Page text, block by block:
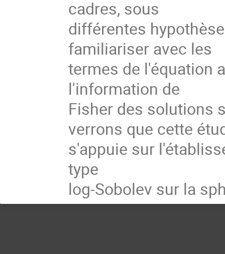
cadres, sous
différentes
familiariser avec les
termes de l'équation
l'information de
Fisher des solutions
verrons que cette
s'appuie sur
type
log-Sobolev sur la